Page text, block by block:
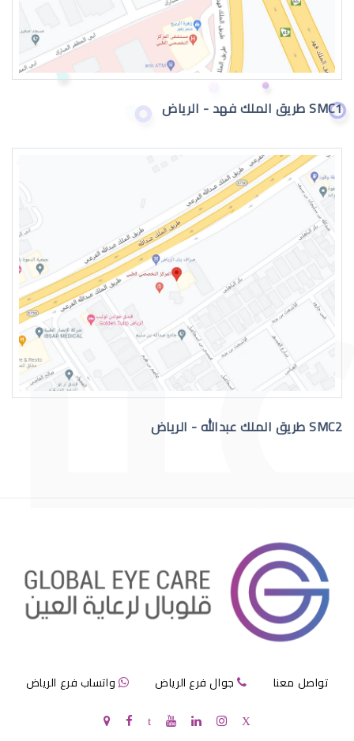
اعراض الماء الازرق بالعين
اسباب الماء الازرق بالعين
علاج الماء الازرق بالعين
مرض الماء الازرق بالعين
SMC1 طريق الملك فهد - الرياض
SMC2 طريق الملك عبدالله - الرياض
تواصل معنا جوال فرع الرياض واتساب فرع الرياض